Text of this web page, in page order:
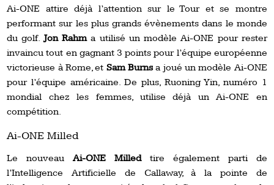
Ai-ONE attire déjà l’attention sur le Tour et se montre
performant sur les plus grands évènements dans le monde
du golf.Jon Rahma utilisé un modèle Ai-ONE pour rester
invaincu tout en gagnant 3 points pour l’équipe européenne
victorieuse à Rome, et Sam Burnsa joué un modèle Ai-ONE
pour l’équipe américaine. De plus, Ruoning Yin, numéro 1
mondial chez les femmes, utilise déjà un Ai-ONE en
compétition.
Ai-ONE Milled
Le nouveauAi-ONE Milledtire également parti de
l’Intelligence Artificielle de Callaway, à la pointe de